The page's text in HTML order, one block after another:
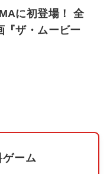
に初登場！ 全
『ザ・ムービー
ゲーム